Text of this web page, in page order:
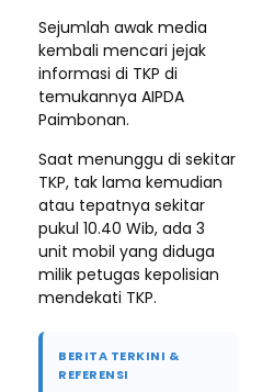
Sejumlah awak media
kembali mencari jejak
informasi di TKP di
temukannya AIPDA
Paimbonan.
Saat menunggu di sekitar
TKP, tak lama kemudian
atau tepatnya sekitar
pukul 10.40 Wib, ada 3
unit mobil yang diduga
milik petugas kepolisian
mendekati TKP.
BERITA TERKINI &
REFERENSI